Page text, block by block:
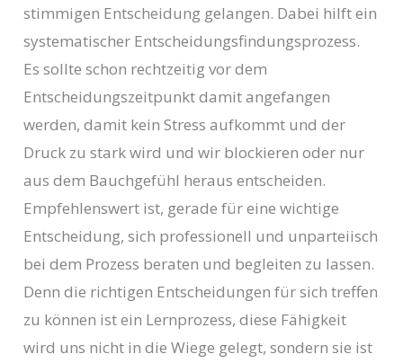
stimmigen Entscheidung gelangen. Dabei hilft ein
systematischer Entscheidungsfindungsprozess.
Es sollte schon rechtzeitig vor dem
Entscheidungszeitpunkt damit angefangen
werden, damit kein Stress aufkommt und der
Druck zu stark wird und wir blockieren oder nur
aus dem Bauchgefühl heraus entscheiden.
Empfehlenswert ist, gerade für eine wichtige
Entscheidung, sich professionell und unparteiisch
bei dem Prozess beraten und begleiten zu lassen.
Denn die richtigen Entscheidungen für sich treffen
zu können ist ein Lernprozess, diese Fähigkeit
wird uns nicht in die Wiege gelegt, sondern sie ist